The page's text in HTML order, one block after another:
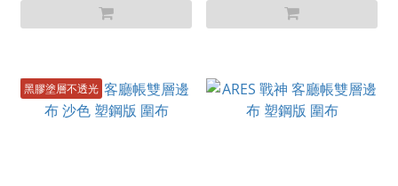
黑膠塗層不透光